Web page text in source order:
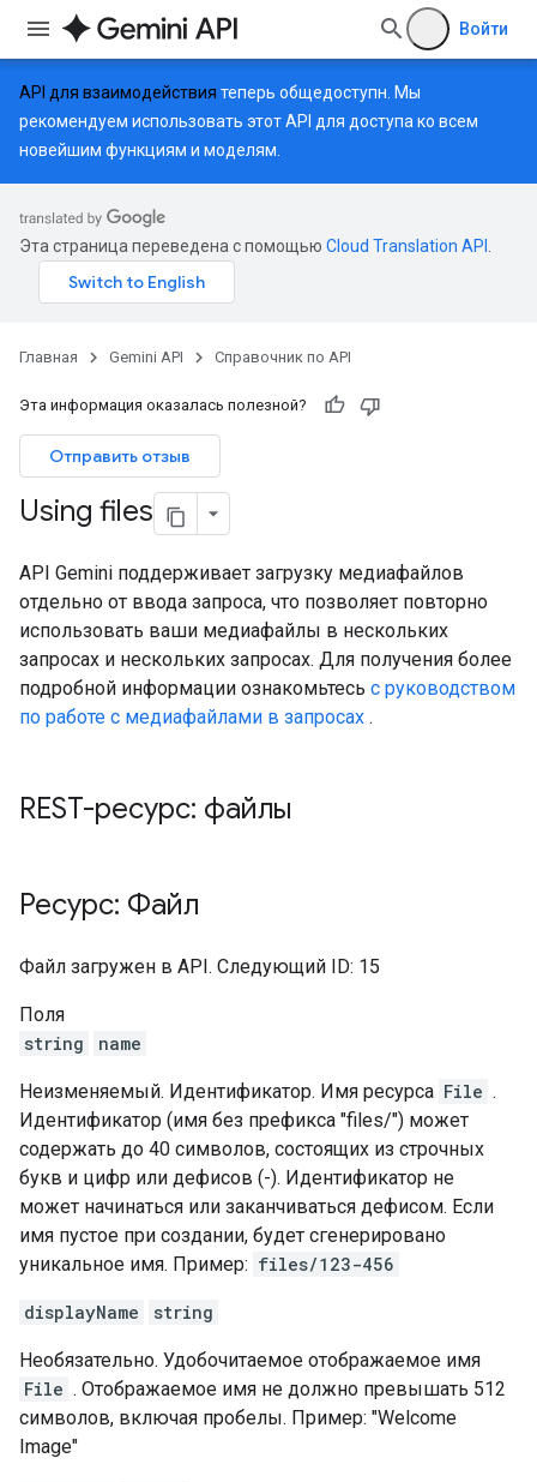
Войти
API для взаимодействия теперь общедоступн. Мы
рекомендуем использовать этот API для доступа ко всем
новейшим функциям и моделям.
Эта страница переведена с помощью Cloud Translation API
Главная Gemini API Справочник по API
Эта информация оказалась полезной?
Отправить отзыв
Using files
API Gemini поддерживает загрузку медиафайлов
отдельно от ввода запроса, что позволяет повторно
использовать ваши медиафайлы в нескольких
запросах и нескольких запросах. Для получения более
подробной информации ознакомьтесь с руководством
по работе с медиафайлами в запросах .
REST-ресурс: файлы
Ресурс: Файл
Файл загружен в API. Следующий ID: 15
Поля
string
name
Неизменяемый. Идентификатор. Имя ресурса File .
Идентификатор (имя без префикса "files/") может
содержать до 40 символов, состоящих из строчных
букв и цифр или дефисов (-). Идентификатор не
может начинаться или заканчиваться дефисом. Если
имя пустое при создании, будет сгенерировано
уникальное имя. Пример: files/123-456
displayName string
Необязательно. Удобочитаемое отображаемое имя
File . Отображаемое имя не должно превышать 512
символов, включая пробелы. Пример: "Welcome
Image"